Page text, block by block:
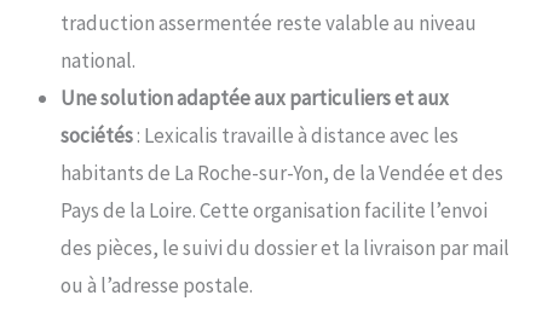
traduction assermentée reste valable au niveau
national.
Une solution adaptée aux particuliers et aux
sociétés: Lexicalis travaille à distance avec les
habitants de La Roche-sur-Yon, de la Vendée et des
Pays de la Loire. Cette organisation facilite l’envoi
des pièces, le suivi du dossier et la livraison par mail
ou à l’adresse postale.